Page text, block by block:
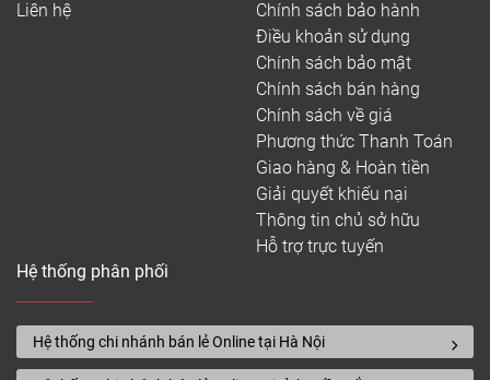
1200 x
120 x 12
380.000
Cấu tạo của sàn gỗ Hàn Quốc
Bên cạnh sàn gỗ, các phụ kiện đi kèm như nẹp,
phào chân tường, len tường, keo và xốp lót đóng vai
trò quan trọng trong việc hoàn thiện và tăng độ bền
cho công trình.
Liên hệ
Chính sách bảo hành
Điều khoản sử dụng
Chính sách bảo mật
Chính sách bán hàng
Chính sách về giá
Phương thức Thanh Toán
Giao hàng & Hoàn tiền
Giải quyết khiếu nại
Thông tin chủ sở hữu
Hỗ trợ trực tuyến
Hệ thống phân phối
Hệ thống chi nhánh bán lẻ Online tại Hà Nội